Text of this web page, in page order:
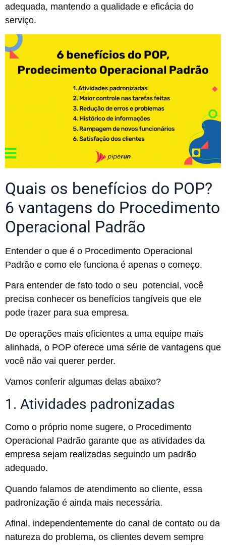
adequada, mantendo a qualidade e eficácia do
serviço.
Quais os benefícios do POP?
6 vantagens do Procedimento
Operacional Padrão
Entender o que é o Procedimento Operacional
Padrão e como ele funciona é apenas o começo.
Para entender de fato todo o seu potencial, você
precisa conhecer os benefícios tangíveis que ele
pode trazer para sua empresa.
De operações mais eficientes a uma equipe mais
alinhada, o POP oferece uma série de vantagens que
você não vai querer perder.
Vamos conferir algumas delas abaixo?
1. Atividades padronizadas
Como o próprio nome sugere, o Procedimento
Operacional Padrão garante que as atividades da
empresa sejam realizadas seguindo um padrão
adequado.
Quando falamos de atendimento ao cliente, essa
padronização é ainda mais necessária.
Afinal, independentemente do canal de contato ou da
natureza do problema, os clientes devem sempre